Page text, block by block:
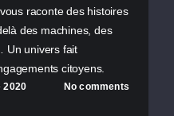
raconte des histoires
des machines, des
Un univers fait
citoyens.
2020 No comments